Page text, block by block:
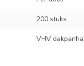
200 stuks
VHV